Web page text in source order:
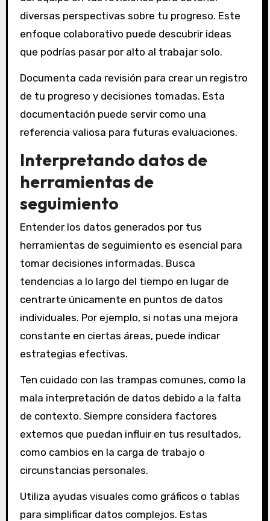
diversas perspectivas sobre tu progreso. Este
enfoque colaborativo puede descubrir ideas
que podrías pasar por alto al trabajar solo.
Documenta cada revisión para crear un registro
de tu progreso y decisiones tomadas. Esta
documentación puede servir como una
referencia valiosa para futuras evaluaciones.
Interpretando datos de
herramientas de
seguimiento
Entender los datos generados por tus
herramientas de seguimiento es esencial para
tomar decisiones informadas. Busca
tendencias a lo largo del tiempo en lugar de
centrarte únicamente en puntos de datos
individuales. Por ejemplo, si notas una mejora
constante en ciertas áreas, puede indicar
estrategias efectivas.
Ten cuidado con las trampas comunes, como la
mala interpretación de datos debido a la falta
de contexto. Siempre considera factores
externos que puedan influir en tus resultados,
como cambios en la carga de trabajo o
circunstancias personales.
Utiliza ayudas visuales como gráficos o tablas
para simplificar datos complejos. Estas